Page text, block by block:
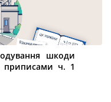
шкоди
приписами ч. 1